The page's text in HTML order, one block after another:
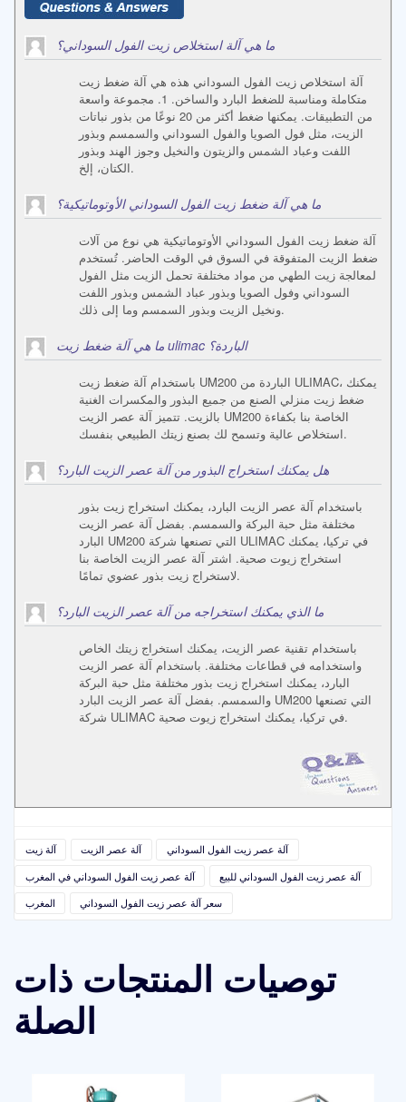
ما هي آلة استخلاص زيت الفول السوداني؟
آلة استخلاص زيت الفول السوداني هذه هي آلة ضغط زيت
متكاملة ومناسبة للضغط البارد والساخن. 1. مجموعة واسعة
من التطبيقات. يمكنها ضغط أكثر من 20 نوعًا من بذور نباتات
الزيت، مثل فول الصويا والفول السوداني والسمسم وبذور
اللفت وعباد الشمس والزيتون والنخيل وجوز الهند وبذور
الكتان، إلخ.
ما هي آلة ضغط زيت الفول السوداني الأوتوماتيكية؟
آلة ضغط زيت الفول السوداني الأوتوماتيكية هي نوع من آلات
ضغط الزيت المتفوقة في السوق في الوقت الحاضر. تُستخدم
لمعالجة زيت الطهي من مواد مختلفة تحمل الزيت مثل الفول
السوداني وفول الصويا وبذور عباد الشمس وبذور اللفت
ونخيل الزيت وبذور السمسم وما إلى ذلك.
ما هي آلة ضغط زيت ulimac الباردة؟
باستخدام آلة ضغط زيت UM200 الباردة من ULIMAC، يمكنك
ضغط زيت منزلي الصنع من جميع البذور والمكسرات الغنية
بالزيت. تتميز آلة عصر الزيت UM200 الخاصة بنا بكفاءة
استخلاص عالية وتسمح لك بصنع زيتك الطبيعي بنفسك.
هل يمكنك استخراج البذور من آلة عصر الزيت البارد؟
باستخدام آلة عصر الزيت البارد، يمكنك استخراج زيت بذور
مختلفة مثل حبة البركة والسمسم. بفضل آلة عصر الزيت
البارد UM200 التي تصنعها شركة ULIMAC في تركيا، يمكنك
استخراج زيوت صحية. اشتر آلة عصر الزيت الخاصة بنا
لاستخراج زيت بذور عضوي تمامًا.
ما الذي يمكنك استخراجه من آلة عصر الزيت البارد؟
باستخدام تقنية عصر الزيت، يمكنك استخراج زيتك الخاص
واستخدامه في قطاعات مختلفة. باستخدام آلة عصر الزيت
البارد، يمكنك استخراج زيت بذور مختلفة مثل حبة البركة
والسمسم. بفضل آلة عصر الزيت البارد UM200 التي تصنعها
شركة ULIMAC في تركيا، يمكنك استخراج زيوت صحية.
آلة زيت آلة عصر الزيت
آلة عصر زيت الفول السوداني
آلة عصر زيت الفول السوداني في المغرب
آلة عصر زيت الفول السوداني للبيع
المغرب
سعر آلة عصر زيت الفول السوداني
توصيات المنتجات ذات
الصلة